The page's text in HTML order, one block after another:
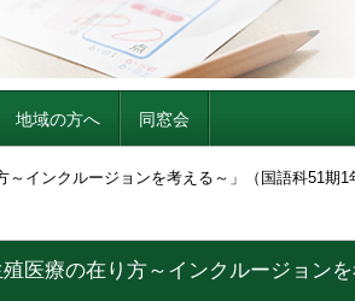
地域の方へ 同窓会
インクルージョンを考える～」（国語科51期1
療の在り方～インクルージョンを